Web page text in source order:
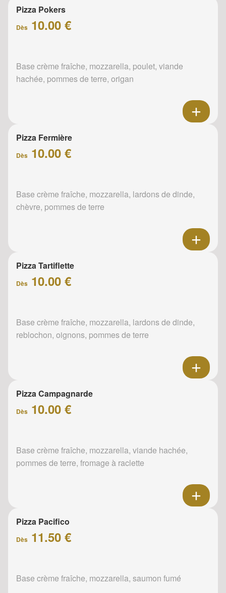
Pizza Pokers
Dès 10.00 €
Base crème fraîche, mozzarella, poulet, viande
hachée, pommes de terre, origan
Pizza Fermière
Dès 10.00 €
Base crème fraîche, mozzarella, lardons de dinde,
chèvre, pommes de terre
Pizza Tartiflette
Dès 10.00 €
Base crème fraîche, mozzarella, lardons de dinde,
reblochon, oignons, pommes de terre
Pizza Campagnarde
Dès 10.00 €
Base crème fraîche, mozzarella, viande hachée,
pommes de terre, fromage à raclette
Pizza Pacifico
Dès 11.50 €
Base crème fraîche, mozzarella, saumon fumé